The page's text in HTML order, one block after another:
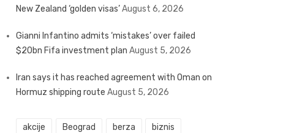
New Zealand ‘golden visas’August 6, 2026
Gianni Infantino admits ‘mistakes’ over failed
$20bn Fifa investment plan August 5, 2026
Iran says it has reached agreement with Oman on
Hormuz shipping route August 5, 2026
akcije Beograd berza biznis